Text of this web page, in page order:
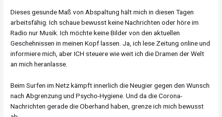
Dieses gesunde Maß von Abspaltung hält mich in diesen Tagen
arbeitsfähig. Ich schaue bewusst keine Nachrichten oder höre im
Radio nur Musik. Ich möchte keine Bilder von den aktuellen
Geschehnissen in meinen Kopf lassen. Ja, ich lese Zeitung online und
informiere mich, aber ICH steuere wie weit ich die Dramen der Welt
an mich heranlasse.
Beim Surfen im Netz kämpft innerlich die Neugier gegen den Wunsch
nach Abgrenzung und Psycho-Hygiene. Und da die Corona-
Nachrichten gerade die Oberhand haben, grenze ich mich bewusst